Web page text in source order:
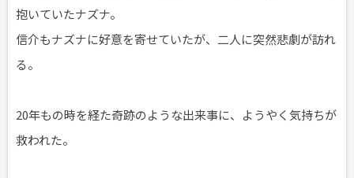
抱いていたナズナ。
信介もナズナに好意を寄せていたが、二人に突然悲劇が訪れ
る。
20年もの時を経た奇跡のような出来事に、ようやく気持ちが
救われた。